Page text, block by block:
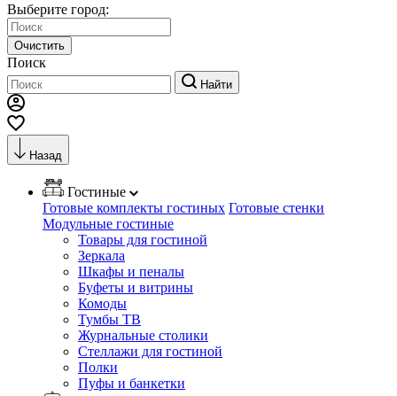
Выберите город:
Очистить
Поиск
Найти
Назад
Гостиные
Готовые комплекты гостиных Готовые стенки
Модульные гостиные
Товары для гостиной
Зеркала
Шкафы и пеналы
Буфеты и витрины
Комоды
Тумбы ТВ
Журнальные столики
Стеллажи для гостиной
Полки
Пуфы и банкетки